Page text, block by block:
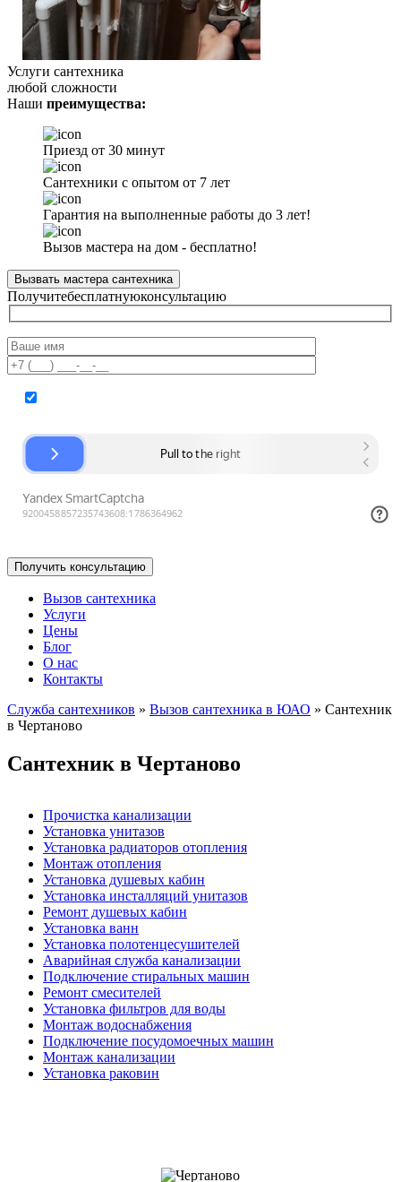
Услуги сантехника
любой сложности
Наши преимущества:
Приезд от 30 минут
Сантехники с опытом от 7 лет
Гарантия на выполненные работы до 3 лет!
Вызов мастера на дом - бесплатно!
Вызвать мастера сантехника
Получитебесплатнуюконсультацию
Вызов сантехника
Услуги
Цены
Блог
О нас
Контакты
Служба сантехников » Вызов сантехника в ЮАО » Сантехник
в Чертаново
Сантехник в Чертаново
Прочистка канализации
Установка унитазов
Установка радиаторов отопления
Монтаж отопления
Установка душевых кабин
Установка инсталляций унитазов
Ремонт душевых кабин
Установка ванн
Установка полотенцесушителей
Аварийная служба канализации
Подключение стиральных машин
Ремонт смесителей
Установка фильтров для воды
Монтаж водоснабжения
Подключение посудомоечных машин
Монтаж канализации
Установка раковин